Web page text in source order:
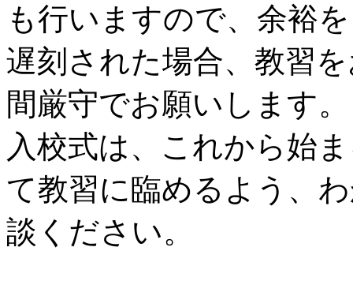
も行いますので、余裕
遅刻された場合、教習
間厳守でお願いします。
入校式は、これから始
て教習に臨めるよう、
談ください。